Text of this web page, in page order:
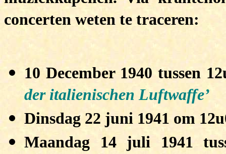
concerten weten te traceren:
10 December 1940 tussen
der italienischen Luftwaffe’
Dinsdag 22 juni 1941 om
Maandag 14 juli 1941